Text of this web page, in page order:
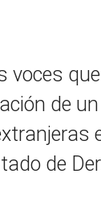
de
de